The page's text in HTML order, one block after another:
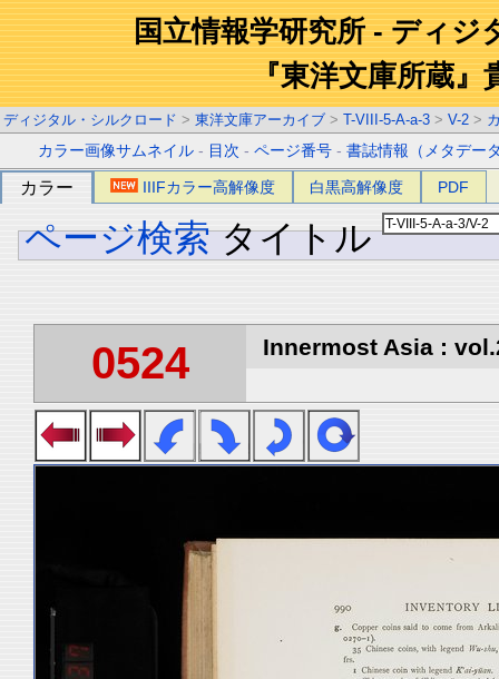
国立情報学研究所 - ディジ
『東洋文庫所蔵』
ディジタル・シルクロード > 東洋文庫アーカイブ > T-VIII-5-A-a-3 > V-2 >
カラー画像サムネイル - 目次 -ページ番号 -書誌情報（メタデー
カラー IIIFカラー高解像度 白黒高解像度 PDF
ページ検索 タイトル
0524 Innermost Asia :